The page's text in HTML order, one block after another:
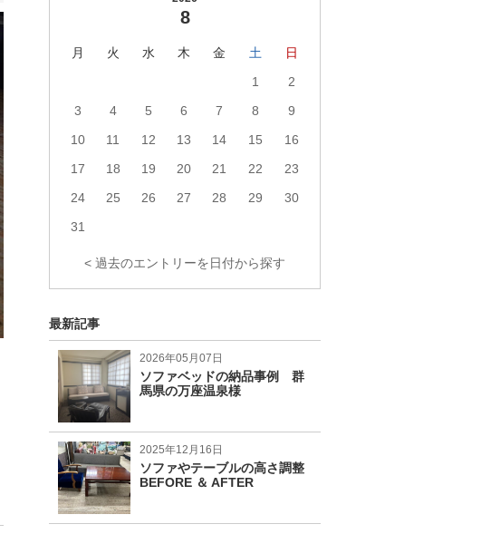
8
月 火 水 木 金 土
日
1
2
3
4 5 6 7 8
9
10
11 12 13 14 15
16
17
18 19 20 21 22
23
24
25 26 27 28 29
30
31
< 過去のエントリーを日付から探す
最新記事
2026年05月07日
ソファベッドの納品事例 群
馬県の万座温泉様
2025年12月16日
ソファやテーブルの高さ調整
BEFORE ＆ AFTER